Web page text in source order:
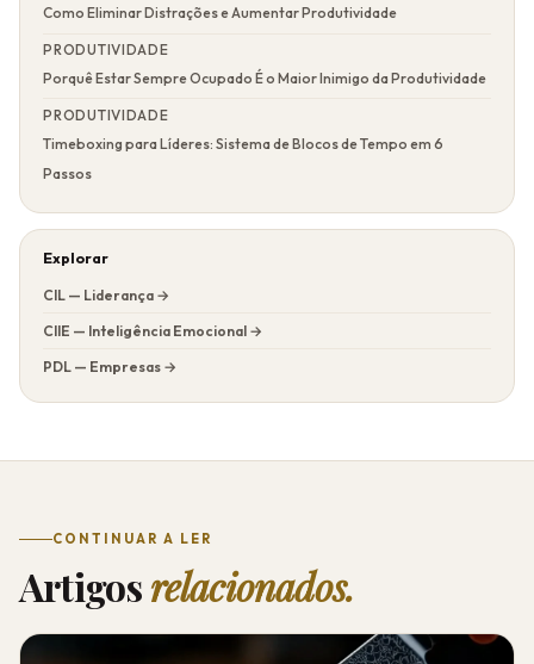
Como Eliminar Distrações e Aumentar Produtividade
PRODUTIVIDADE
Porquê Estar Sempre Ocupado É o Maior Inimigo da Produtividade
PRODUTIVIDADE
Timeboxing para Líderes: Sistema de Blocos de Tempo em 6
Passos
Explorar
CIL — Liderança →
CIIE — Inteligência Emocional →
PDL — Empresas →
CONTINUAR A LER
Artigosrelacionados.